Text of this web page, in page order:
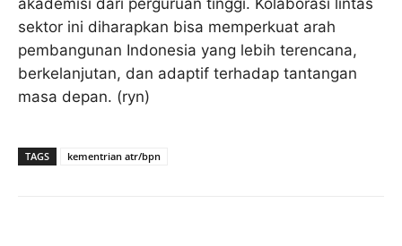
sektor ini diharapkan bisa memperkuat arah
pembangunan Indonesia yang lebih terencana,
berkelanjutan, dan adaptif terhadap tantangan
masa depan. (ryn)
TAGS kementrian atr/bpn